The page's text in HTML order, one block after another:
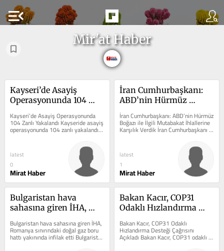
menu_open
Mir'at Haber
Kayseri’de Asayiş
Operasyonunda 104
Kayseri’de Asayiş Operasyonunda
104 Zanlı Yakalandı Kayseride asayiş
operasyonunda 104 zanlı yakalandı
konusunda önemli gelişmeler...
latest
0
Mirat Haber
İran Cumhurbaşkanı:
ABD’nin Hürmüz
Boğazı ile İlgili
Mutabakat İhlallerine
Karşılık Verdik
İran Cumhurbaşkanı: ABD’nin Hürmüz
Boğazı ile İlgili Mutabakat İhlallerine
Karşılık Verdik İran Cumhurbaşkanı
ABD’nin Hürmüz...
latest
1
Mirat Haber
Bulgaristan hava
sahasına giren İHA,
Romanya sınırındaki
doğal gaz boru hattı
yakınında infilak etti
Bulgaristan hava sahasına giren İHA,
Romanya sınırındaki doğal gaz boru
hattı yakınında infilak etti Bulgaristan
hava sahasına giren İHA...
Bakan Kacır, COP31
Odaklı Hızlandırma
Açıkladı
Bakan Kacır, COP31 Odaklı
Hızlandırma Desteği Çağrısını
Açıkladı Bakan Kacır, COP31 odaklı
Hızlandırma Desteği konusunda